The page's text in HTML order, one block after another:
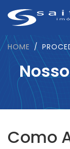
HOME
Como